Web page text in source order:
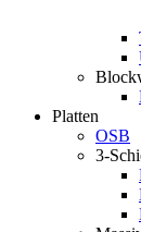
Platten
OSB
3-